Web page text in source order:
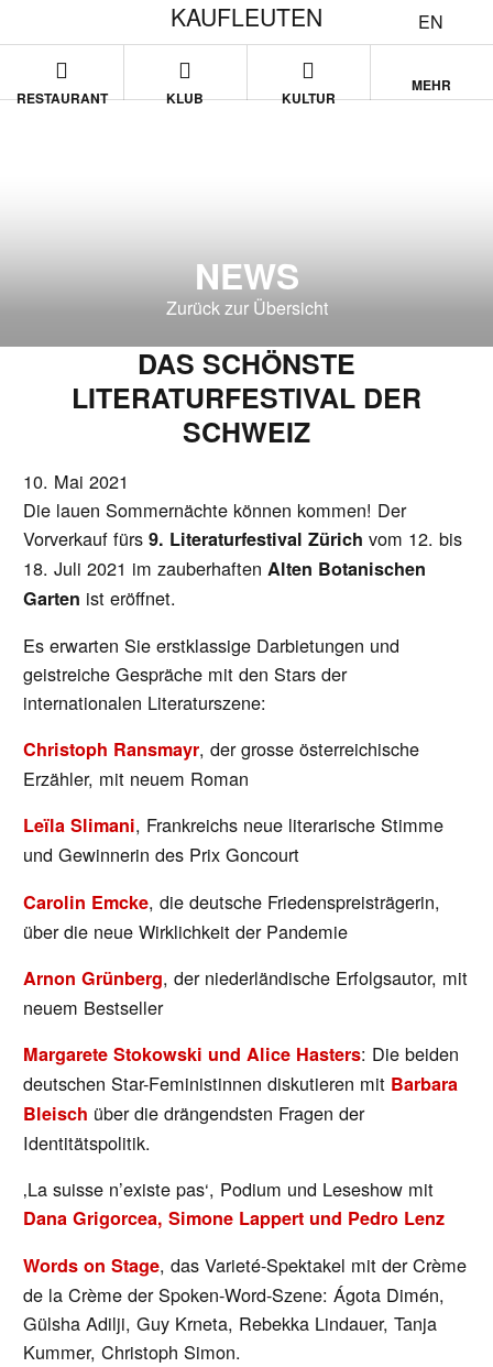
EN
KAUFLEUTEN
RESTAURANT KLUB KULTUR
MEHR
NEWS
Zurück zur Übersicht
DAS SCHÖNSTE
LITERATURFESTIVAL DER
SCHWEIZ
10. Mai 2021
Die lauen Sommernächte können kommen! Der
Vorverkauf fürs9. Literaturfestival Zürich vom 12. bis
18. Juli 2021 im zauberhaften Alten Botanischen
Garten ist eröffnet.
Es erwarten Sie erstklassige Darbietungen und
geistreiche Gespräche mit den Stars der
internationalen Literaturszene:
Christoph Ransmayr, der grosse österreichische
Erzähler, mit neuem Roman
Leïla Slimani, Frankreichs neue literarische Stimme
und Gewinnerin des Prix Goncourt
Carolin Emcke, die deutsche Friedenspreisträgerin,
über die neue Wirklichkeit der Pandemie
Arnon Grünberg, der niederländische Erfolgsautor, mit
neuem Bestseller
Margarete Stokowski und Alice Hasters: Die beiden
deutschen Star-Feministinnen diskutieren mit Barbara
Bleisch über die drängendsten Fragen der
Identitätspolitik.
‚La suisse n’existe pas‘, Podium und Leseshow mit
Dana Grigorcea, Simone Lappert und Pedro Lenz
Words on Stage, das Varieté-Spektakel mit der Crème
de la Crème der Spoken-Word-Szene: Ágota Dimén,
Gülsha Adilji, Guy Krneta, Rebekka Lindauer, Tanja
Kummer, Christoph Simon.